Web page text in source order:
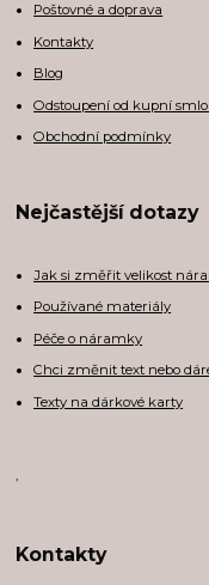
Poštovné a doprava
Kontakty
Blog
Odstoupení od kupní
Obchodní podmínky
Nejčastější dotazy
Jak si změřit velikost
Používané materiály
Péče o náramky
Chci změnit text nebo
Texty na dárkové karty
,
Kontakty